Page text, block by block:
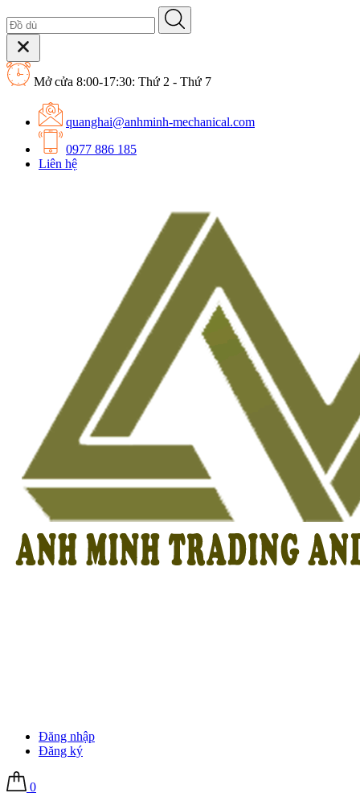
Mở cửa 8:00-17:30: Thứ 2 - Thứ 7
quanghai@anhminh-mechanical.com
0977 886 185
Liên hệ
Đăng nhập
Đăng ký
0